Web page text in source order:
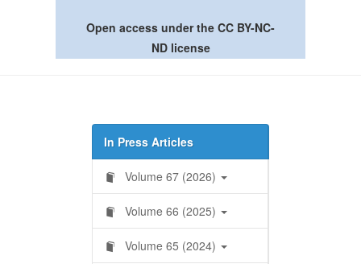
Open access under the CC BY-NC-
ND license
In Press Articles
Volume 67 (2026)
Volume 66 (2025)
Volume 65 (2024)